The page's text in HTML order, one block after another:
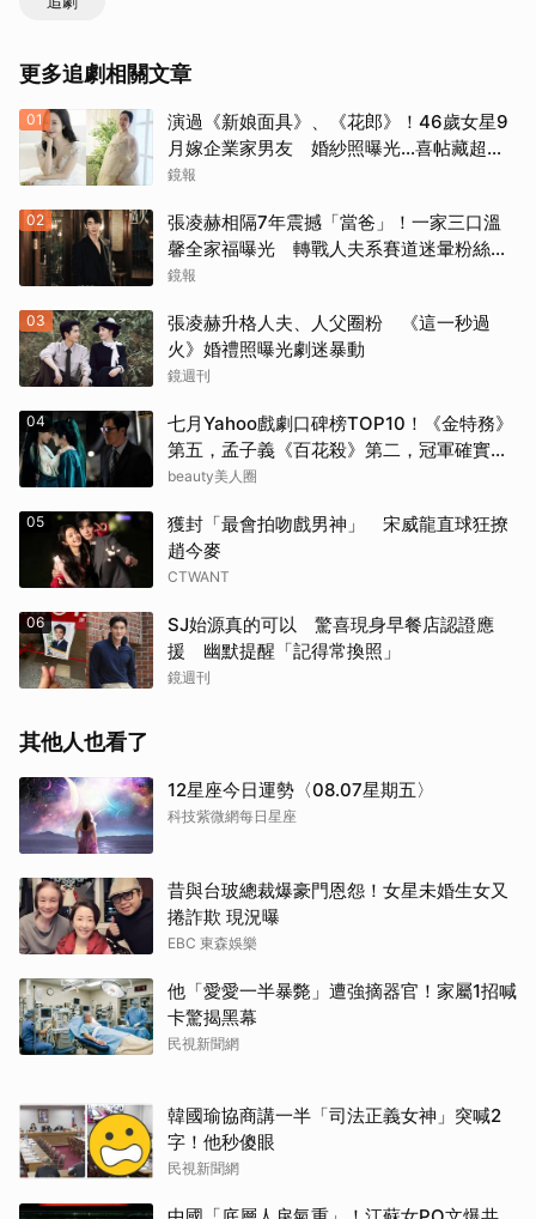
更多追劇相關文章
01
演過《新娘面具》、《花郎》！46歲女星9
月嫁企業家男友 婚紗照曝光…喜帖藏超甜
告白
鏡報
02
張凌赫相隔7年震撼「當爸」！一家三口溫
馨全家福曝光 轉戰人夫系賽道迷暈粉絲嗨
喊：直接結婚
鏡報
03
張凌赫升格人夫、人父圈粉 《這一秒過
火》婚禮照曝光劇迷暴動
鏡週刊
04
七月Yahoo戲劇口碑榜TOP10！《金特務》
第五，孟子義《百花殺》第二，冠軍確實
紅！
beauty美人圈
05
獲封「最會拍吻戲男神」 宋威龍直球狂撩
趙今麥
CTWANT
06
SJ始源真的可以 驚喜現身早餐店認證應
援 幽默提醒「記得常換照」
鏡週刊
其他人也看了
12星座今日運勢〈08.07星期五〉
科技紫微網每日星座
昔與台玻總裁爆豪門恩怨！女星未婚生女又
捲詐欺 現況曝
EBC 東森娛樂
他「愛愛一半暴斃」遭強摘器官！家屬1招喊
卡驚揭黑幕
民視新聞網
韓國瑜協商講一半「司法正義女神」突喊2
字！他秒傻眼
民視新聞網